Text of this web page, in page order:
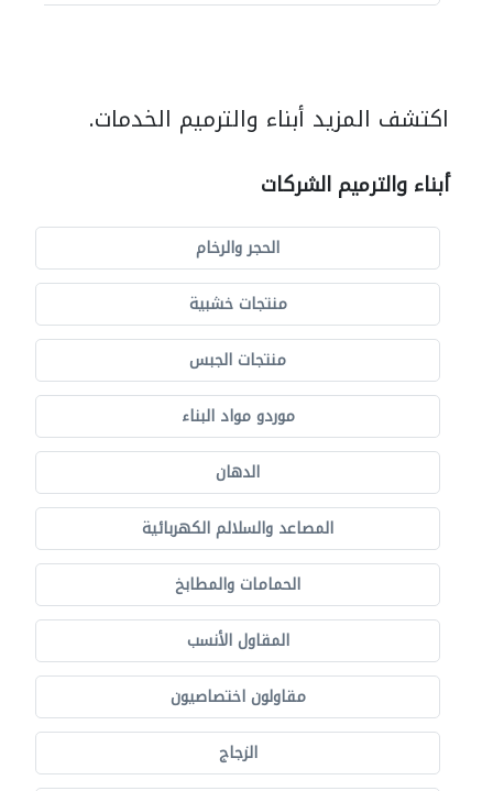
اكتشف المزيد أبناء والترميم الخدمات.
أبناء والترميم الشركات
الحجر والرخام
منتجات خشبية
منتجات الجبس
موردو مواد البناء
الدهان
المصاعد والسلالم الكهربائية
الحمامات والمطابخ
المقاول الأنسب
مقاولون اختصاصيون
الزجاج